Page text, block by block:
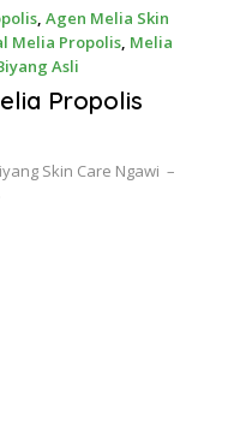
, Agen Melia Skin
Melia Propolis, Melia
Asli
Propolis
Skin Care Ngawi –